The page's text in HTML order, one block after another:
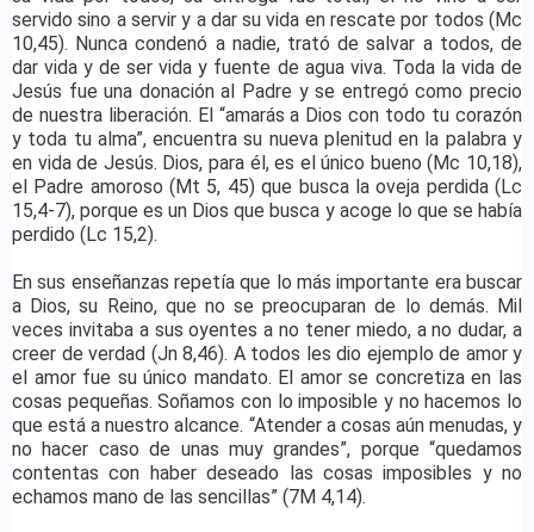
servido sino a servir y a dar su vida en rescate por todos (Mc
10,45). Nunca condenó a nadie, trató de salvar a todos, de
dar vida y de ser vida y fuente de agua viva. Toda la vida de
Jesús fue una donación al Padre y se entregó como precio
de nuestra liberación. El “amarás a Dios con todo tu corazón
y toda tu alma”, encuentra su nueva plenitud en la palabra y
en vida de Jesús. Dios, para él, es el único bueno (Mc 10,18),
el Padre amoroso (Mt 5, 45) que busca la oveja perdida (Lc
15,4-7), porque es un Dios que busca y acoge lo que se había
perdido (Lc 15,2).
En sus enseñanzas repetía que lo más importante era buscar
a Dios, su Reino, que no se preocuparan de lo demás. Mil
veces invitaba a sus oyentes a no tener miedo, a no dudar, a
creer de verdad (Jn 8,46). A todos les dio ejemplo de amor y
el amor fue su único mandato. El amor se concretiza en las
cosas pequeñas. Soñamos con lo imposible y no hacemos lo
que está a nuestro alcance. “Atender a cosas aún menudas, y
no hacer caso de unas muy grandes”, porque “quedamos
contentas con haber deseado las cosas imposibles y no
echamos mano de las sencillas” (7M 4,14).